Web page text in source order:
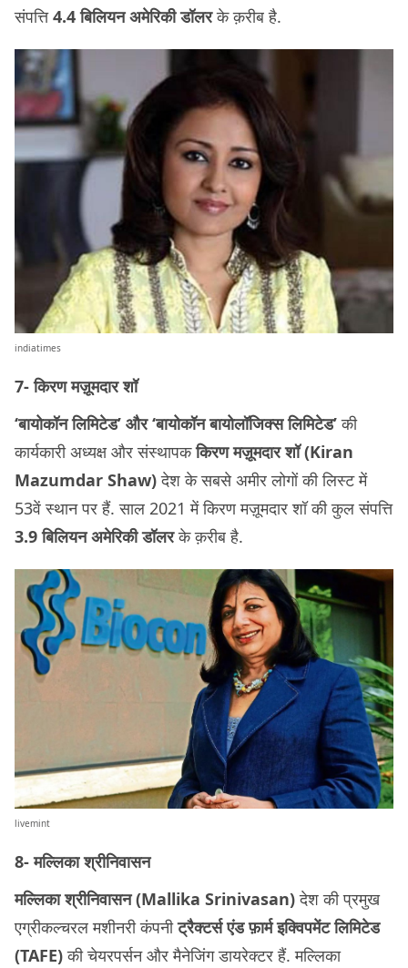
संपत्ति4.4 बिलियन अमेरिकी डॉलरके क़रीब है.
indiatimes
7- किरण मज़ूमदार शॉ
‘बायोकॉन लिमिटेड’ और ‘बायोकॉन बायोलॉजिक्स लिमिटेड’की
कार्यकारी अध्यक्ष और संस्थापककिरण मज़ूमदार शॉ (Kiran
Mazumdar Shaw)देश के सबसे अमीर लोगों की लिस्ट में
53वें स्थान पर हैं. साल 2021 में किरण मज़ूमदार शॉ की कुल संपत्ति
3.9 बिलियन अमेरिकी डॉलरके क़रीब है.
livemint
8- मल्लिका श्रीनिवासन
मल्लिका श्रीनिवासन (Mallika Srinivasan)देश की प्रमुख
एग्रीकल्चरल मशीनरी कंपनीट्रैक्टर्स एंड फ़ार्म इक्विपमेंट लिमिटेड
(TAFE)की चेयरपर्सन और मैनेजिंग डायरेक्टर हैं. मल्लिका